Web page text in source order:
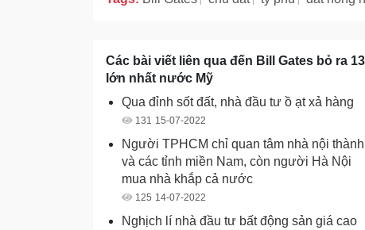
Các bài viết liên qua đến Bill Gates bỏ ra
lớn nhất nước Mỹ
Qua đỉnh sốt đất, nhà đầu tư ồ ạt xả hàng
131 15-07-2022
Người TPHCM chỉ quan tâm nhà nội thành
và các tỉnh miền Nam, còn người Hà Nội
mua nhà khắp cả nước
125 14-07-2022
Nghịch lí nhà đầu tư bất động sản giá cao